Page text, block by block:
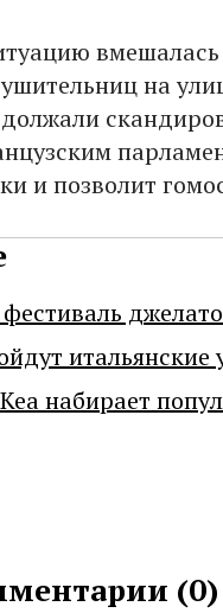
на
и позволит
джелато
набирает
(0)